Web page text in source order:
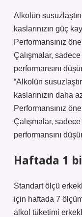
Alkolün
kaslarınızın güç
Performansınız
Çalışmalar,
performansını
“Alkolün
kaslarınızın daha
Performansınız
Çalışmalar,
performansını
Haftada 1
Standart ölçü
için haftada 7
alkol tüketimi